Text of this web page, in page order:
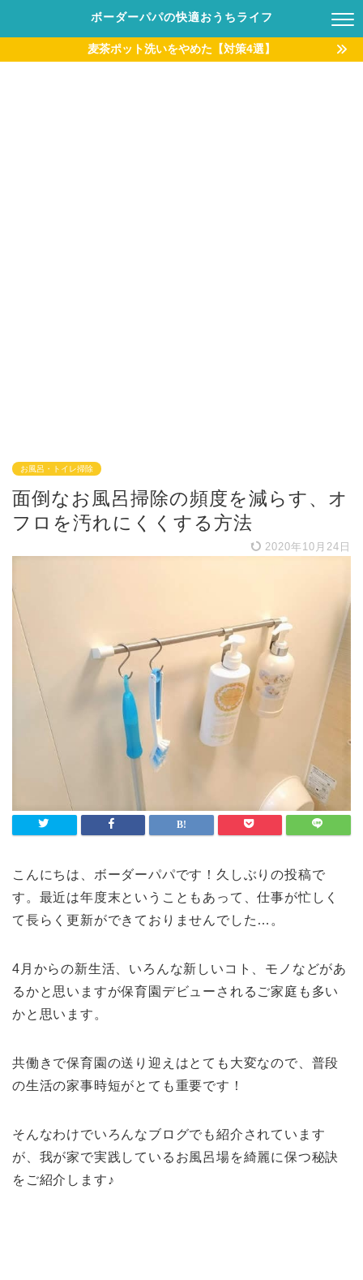
ボーダーパパの快適おうちライフ
麦茶ポット洗いをやめた【対策4選】
お風呂・トイレ掃除
面倒なお風呂掃除の頻度を減らす、オ
フロを汚れにくくする方法
2020年10月24日
こんにちは、ボーダーパパです！久しぶりの投稿で
す。最近は年度末ということもあって、仕事が忙しく
て長らく更新ができておりませんでした…。
4月からの新生活、いろんな新しいコト、モノなどがあ
るかと思いますが保育園デビューされるご家庭も多い
かと思います。
共働きで保育園の送り迎えはとても大変なので、普段
の生活の家事時短がとても重要です！
そんなわけでいろんなブログでも紹介されています
が、我が家で実践しているお風呂場を綺麗に保つ秘訣
をご紹介します♪